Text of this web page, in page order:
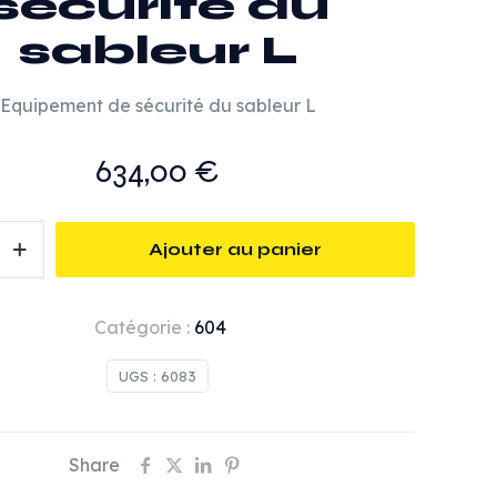
sableur L
Equipement de sécurité du sableur L
634,00€
Ajouter au panier
UGS : 6083
Catégorie : 604
Share